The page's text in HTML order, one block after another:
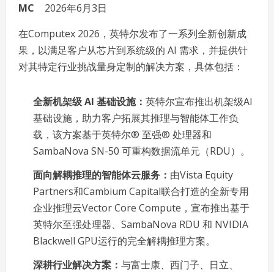
MC
2026年6月3日
在Computex 2026，英特尔发布了一系列全新创新成
果，以满足客户从芯片到系统级的 AI 需求，并提供针
对其特定行业挑战量身定制的解决方案，具体包括：
全新机架级 AI 基础设施： 英特尔宣布推出机架级AI
基础设施，助力客户拓展其推理与智能体工作负
载，该方案基于英特尔® 至强® 处理器和
SambaNova SN-50 可重构数据流单元（RDU）。
面向解耦推理的智能体云服务： 由Vista Equity
Partners和Cambium Capital联合打造的全新专用
企业推理云Vector Core Compute，宣布推出基于
英特尔至强处理器、SambaNova RDU 和 NVIDIA
Blackwell GPU运行的完全解耦推理方案。
深耕行业解决方案： 与富士康、西门子、日立、